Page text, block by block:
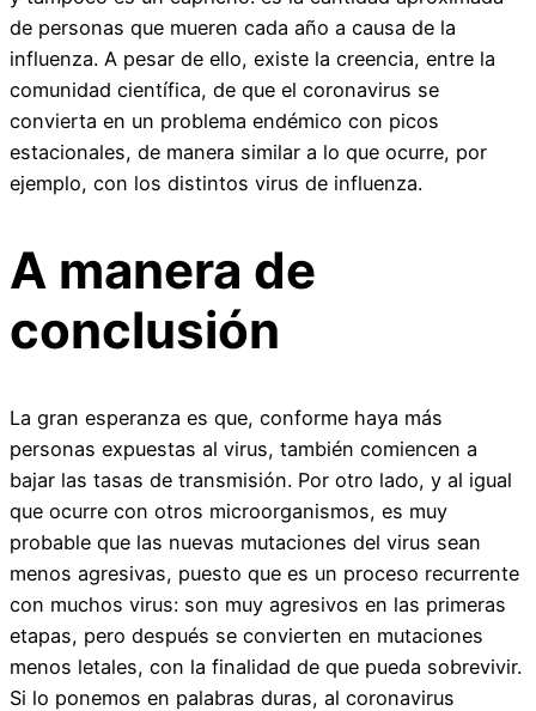
de personas que mueren cada año a causa de la
influenza. A pesar de ello, existe la creencia, entre la
comunidad científica, de que el coronavirus se
convierta en un problema endémico con picos
estacionales, de manera similar a lo que ocurre, por
ejemplo, con los distintos virus de influenza.
A manera de
conclusión
La gran esperanza es que, conforme haya más
personas expuestas al virus, también comiencen a
bajar las tasas de transmisión. Por otro lado, y al igual
que ocurre con otros microorganismos, es muy
probable que las nuevas mutaciones del virus sean
menos agresivas, puesto que es un proceso recurrente
con muchos virus: son muy agresivos en las primeras
etapas, pero después se convierten en mutaciones
menos letales, con la finalidad de que pueda sobrevivir.
Si lo ponemos en palabras duras, al coronavirus